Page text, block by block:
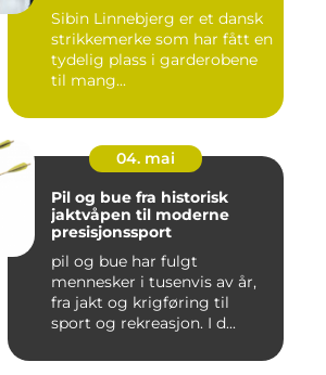
Sibin Linnebjerg er et dansk
strikkemerke som har fått en
tydelig plass i garderobene
til mang...
04. mai
Pil og bue fra historisk
jaktvåpen til moderne
presisjonssport
pil og bue har fulgt
mennesker i tusenvis av år,
fra jakt og krigføring til
sport og rekreasjon. I d...